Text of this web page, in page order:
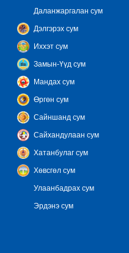
Даланжаргалан сум
Дэлгэрэх сум
Иххэт сум
Замын-Үүд сум
Мандах сум
Өргөн сум
Сайншанд сум
Сайхандулаан сум
Хатанбулаг сум
Хөвсгөл сум
Улаанбадрах сум
Эрдэнэ сум